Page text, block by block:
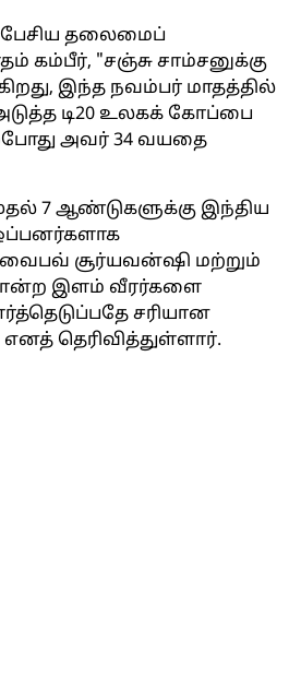
பேசிய தலைமைப்
கம்பீர், "சஞ்சு சாம்சனுக்கு
இந்த நவம்பர் மாதத்தில்
டி20 உலகக் கோப்பை
அவர் 34 வயதை
7 ஆண்டுகளுக்கு இந்திய
வைபவ் சூர்யவன்ஷி மற்றும்
இளம் வீரர்களை
சரியான
எனத் தெரிவித்துள்ளார்.